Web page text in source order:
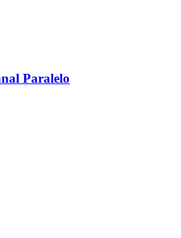
Paralelo